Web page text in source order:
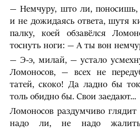
— Немчуру, што ли,
и не дожидаясь ответа, шутя
палку, коей обзавёлся
тоснуть ноги: — А ты вон
— Э-э, милай, — устало
Ломоносов, — всех не
татей, скоко! Да ладно бы
толь обидно бы. Свои заедают...
Ломоносов раздумчиво глядит
надо ли, не надо